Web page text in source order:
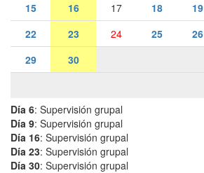
15
16 17 18 19
22
23 24 25 26
29
30
Día 6: Supervisión grupal
Día 9: Supervisión grupal
Día 16: Supervisión grupal
Día 23: Supervisión grupal
Día 30: Supervisión grupal